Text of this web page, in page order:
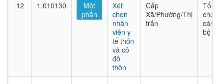
12 1.010130
Một
phần
Xét
chọn
nhân
viên y
tế thôn
và cô
đỡ
thôn
Cấp
Xã/Phường/Thị
trấn
Tổ
chức
cán
bộ